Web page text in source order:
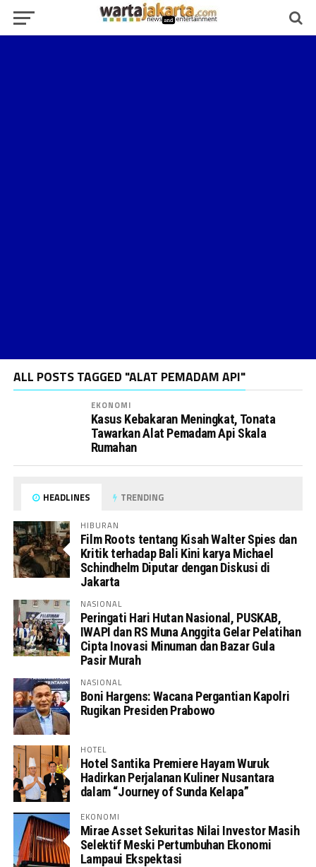
ALL POSTS TAGGED "ALAT PEMADAM API"
EKONOMI
Kasus Kebakaran Meningkat, Tonata
Tawarkan Alat Pemadam Api Skala
Rumahan
HEADLINES TRENDING
HIBURAN
Film Roots tentang Kisah Walter Spies dan
Kritik terhadap Bali Kini karya Michael
Schindhelm Diputar dengan Diskusi di
Jakarta
NASIONAL
Peringati Hari Hutan Nasional, PUSKAB,
IWAPI dan RS Muna Anggita Gelar Pelatihan
Cipta Inovasi Minuman dan Bazar Gula
Pasir Murah
NASIONAL
Boni Hargens: Wacana Pergantian Kapolri
Rugikan Presiden Prabowo
HOTEL
Hotel Santika Premiere Hayam Wuruk
Hadirkan Perjalanan Kuliner Nusantara
dalam “Journey of Sunda Kelapa”
EKONOMI
Mirae Asset Sekuritas Nilai Investor Masih
Selektif Meski Pertumbuhan Ekonomi
Lampaui Ekspektasi